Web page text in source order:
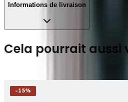
Informations de livraison
Cela pourrait aussi
-15%